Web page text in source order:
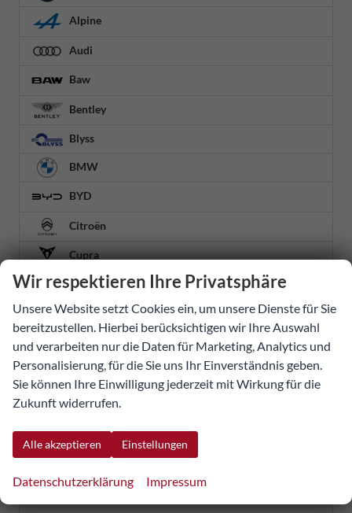
Alpine
Audi
Baw
Bentley
Blyss
BMW
BYD
Citroën
Cupra
Dacia
Fiat
Ford
Geely
Honda
Hyundai
Iveco
Wir respektieren Ihre Privatsphäre
Unsere Website setzt Cookies ein, um unsere Dienste für Sie
bereitzustellen. Hierbei berücksichtigen wir Ihre Auswahl
und verarbeiten nur die Daten für Marketing, Analytics und
Personalisierung, für die Sie uns Ihr Einverständnis geben.
Sie können Ihre Einwilligung jederzeit mit Wirkung für die
Zukunft widerrufen.
Alle akzeptieren Einstellungen
Datenschutzerklärung Impressum